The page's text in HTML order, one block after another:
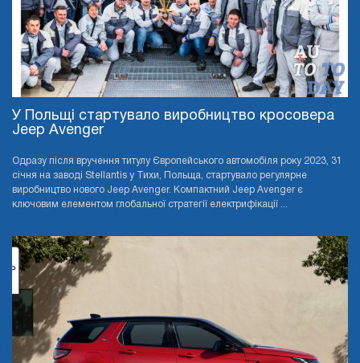
У Польщі стартувало виробництво кросовера
Jeep Avenger
Одразу після вручення титулу Європейського автомобіля року 2023, 31
січня на заводі Stellantis у Тихи, Польща, стартувало регулярне
виробництво нового Jeep Avenger. Компактний Jeep Avenger є
ключовим елементом глобальної стратегії електрифікації ...